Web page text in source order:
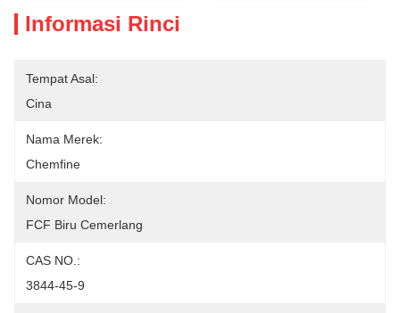
Informasi Rinci
Tempat Asal:
Cina
Nama Merek:
Chemfine
Nomor Model:
FCF Biru Cemerlang
CAS NO.:
3844-45-9